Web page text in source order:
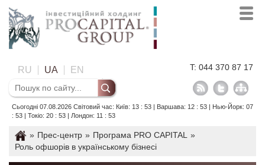
RU UA EN T: 044 370 87 17
Сьогодні 07.08.2026 Світовий час: Київ: 13 : 53 | Варшава: 12 : 53 | Нью-Йорк: 07
: 53 | Токіо: 20 : 53 | Лондон: 11 : 53
» Прес-центр » Програма PRO CAPITAL
»
Роль офшорів в українському бізнесі